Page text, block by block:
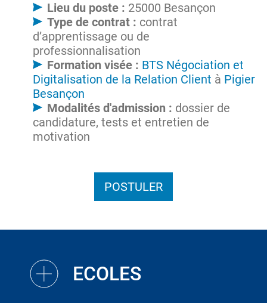
Lieu du poste : 25000 Besançon
Type de contrat : contrat
d’apprentissage ou de
professionnalisation
Formation visée : BTS Négociation et
Digitalisation de la Relation Client à Pigier
Besançon
Modalités d'admission : dossier de
candidature, tests et entretien de
motivation
POSTULER
ECOLES